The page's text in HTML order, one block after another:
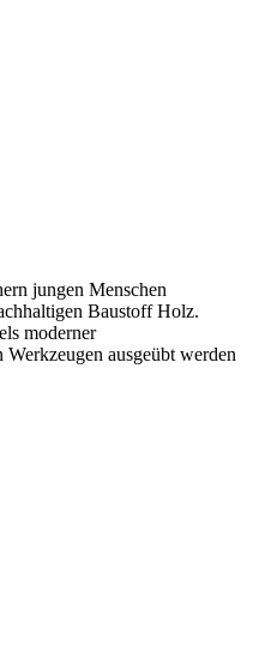
jungen Menschen
Baustoff Holz.
moderner
ausgeübt werden